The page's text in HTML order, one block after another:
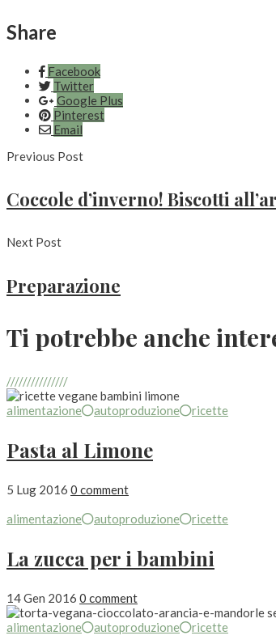
Share
Facebook
Twitter
Google Plus
Pinterest
Email
Previous Post
Coccole d’inverno! Biscotti
Next Post
Preparazione
Ti potrebbe anche
///////////////
alimentazione
autoproduzione ricette
Pasta al Limone
5 Lug 2016 0 comment
alimentazione
autoproduzione ricette
La zucca per i bambini
14 Gen 2016 0 comment
alimentazione
autoproduzione ricette